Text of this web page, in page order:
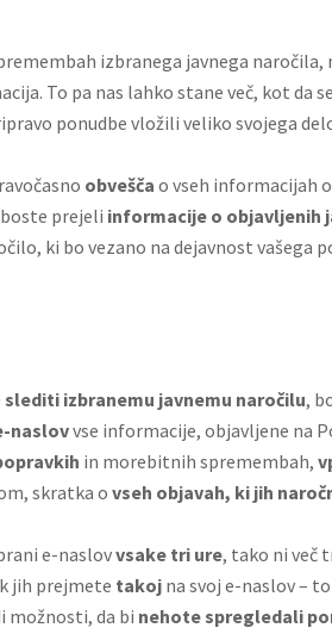
izbranega javnega
To pa nas lahko stane več, kot da
ponudbe vložili veliko svojega
obvešča o vseh informacijah o
prejeli informacije o objavljenih
ki bo vezano na dejavnost vašega
slediti izbranemu javnemu naročilu,
naslovvse informacije, objavljene na
in morebitnih spremembah,
skratka o vseh objavah, ki jih
e-naslovvsake tri ure, tako ni več
jih prejmete takoj na svoj e-naslov –
možnosti, da bi nehote spregledali